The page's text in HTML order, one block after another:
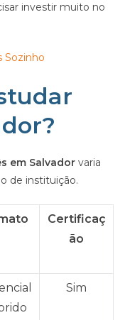
investir muito no
Sozinho
em Salvador varia
de instituição.
Certificaç
ão
Sim